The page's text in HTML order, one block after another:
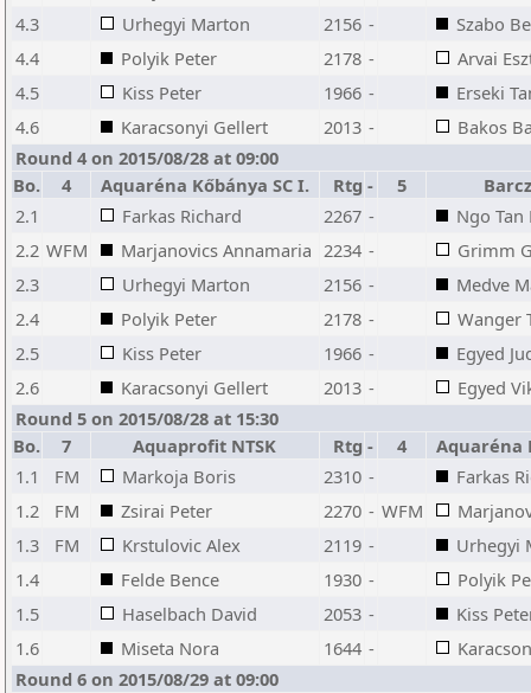
4.3
Urhegyi Marton 2156 -
Szabo
4.4
Polyik Peter 2178 -
Arvai
4.5
Kiss Peter 1966 -
Erseki
4.6
Karacsonyi Gellert 2013 -
Bakos
Round 4 on 2015/08/28 at 09:00
Bo.
4 Aquaréna Kőbánya SC I. Rtg - 5
2.1
Farkas Richard 2267 -
Ngo Tan
2.2 WFM Marjanovics Annamaria 2234 -
Grimm
2.3
Urhegyi Marton 2156 -
Medve
2.4
Polyik Peter 2178 -
Wanger
2.5
Kiss Peter 1966 -
Egyed
2.6
Karacsonyi Gellert 2013 -
Egyed
Round 5 on 2015/08/28 at 15:30
Bo.
7 Aquaprofit NTSK Rtg - 4
Aquaréna
1.1
FM Markoja Boris 2310 -
Farkas
1.2
FM Zsirai Peter 2270 - WFM
1.3
FM Krstulovic Alex 2119 -
Urhegyi
1.4
Felde Bence 1930 -
Polyik
1.5
Haselbach David 2053 -
Kiss
1.6
Miseta Nora 1644 -
Round 6 on 2015/08/29 at 09:00